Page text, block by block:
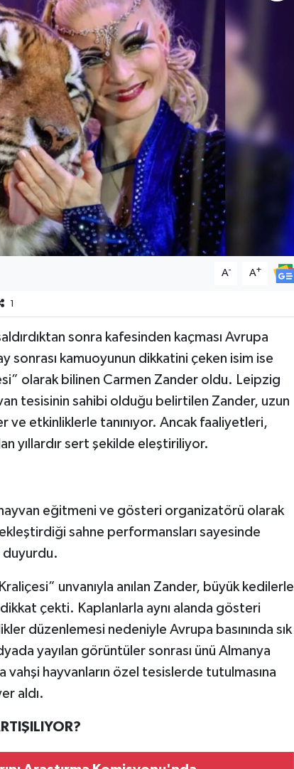
A- A+
1
sonra kafesinden kaçması Avrupa
sonrası kamuoyunun dikkatini çeken isim ise
olarak bilinen Carmen Zander oldu. Leipzig
tesisinin sahibi olduğu belirtilen Zander, uzun
ve etkinliklerle tanınıyor. Ancak faaliyetleri,
yıllardır sert şekilde eleştiriliyor.
eğitmeni ve gösteri organizatörü olarak
sahne performansları sayesinde
duyurdu.
unvanıyla anılan Zander, büyük kedilerle
çekti. Kaplanlarla aynı alanda gösteri
düzenlemesi nedeniyle Avrupa basınında sık
yayılan görüntüler sonrası ünü Almanya
vahşi hayvanların özel tesislerde tutulmasına
aldı.